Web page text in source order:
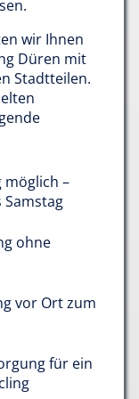
wir Ihnen
Düren mit
Stadtteilen.
–
ohne
vor Ort zum
für ein